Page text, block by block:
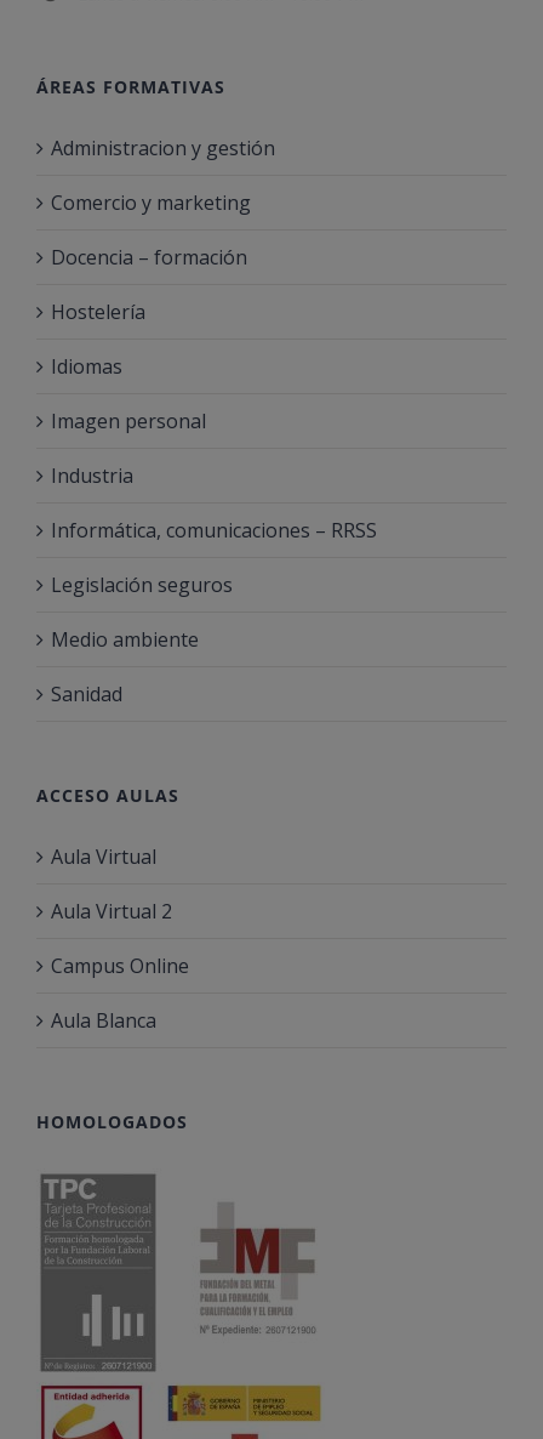
ÁREAS FORMATIVAS
Administracion y gestión
Comercio y marketing
Docencia – formación
Hostelería
Idiomas
Imagen personal
Industria
Informática, comunicaciones – RRSS
Legislación seguros
Medio ambiente
Sanidad
ACCESO AULAS
Aula Virtual
Aula Virtual 2
Campus Online
Aula Blanca
HOMOLOGADOS